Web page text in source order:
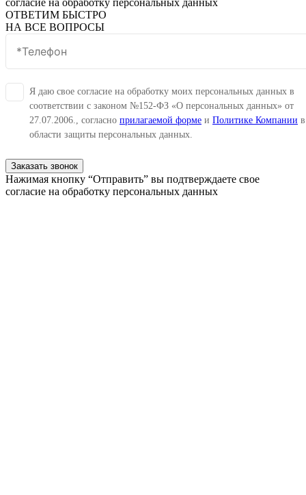
ОТВЕТИМ БЫСТРО
НА ВСЕ ВОПРОСЫ
Я даю свое согласие на обработку моих персональных данных в
соответствии с законом №152-ФЗ «О персональных данных» от
27.07.2006., согласно прилагаемой форме и Политике Компании в
области защиты персональных данных.
Заказать звонок
Нажимая кнопку “Отправить” вы подтверждаете свое
согласие на обработку персональных данных